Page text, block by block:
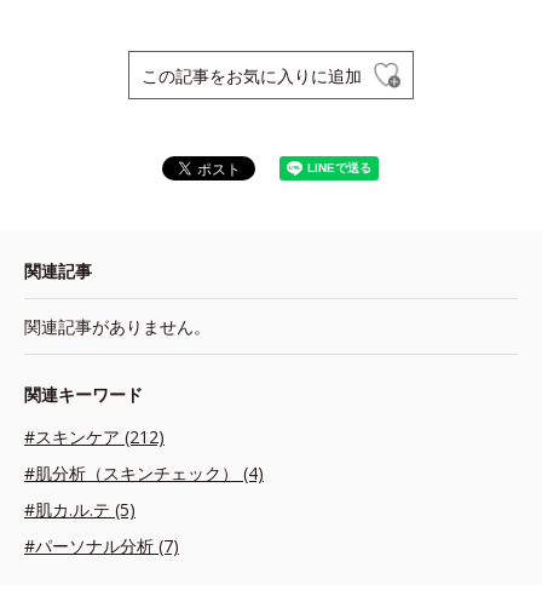
この記事をお気に入りに追加
関連記事
関連記事がありません。
関連キーワード
#スキンケア (212)
#肌分析（スキンチェック） (4)
#肌カ.ル.テ (5)
#パーソナル分析 (7)